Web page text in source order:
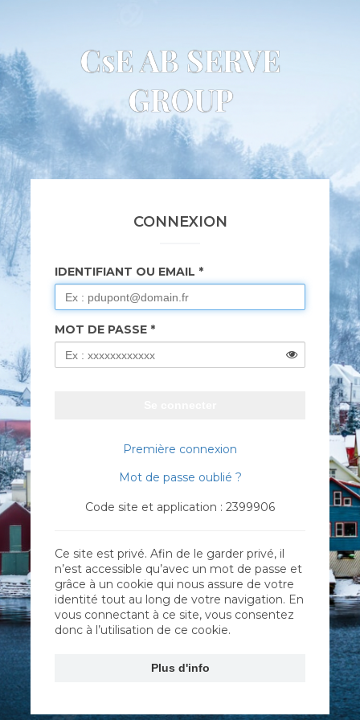
CsE AB SERVE
GROUP
CONNEXION
IDENTIFIANT OU EMAIL
MOT DE PASSE
Première connexion
Mot de passe oublié ?
Code site et application : 2399906
Ce site est privé. Afin de le garder privé, il
n’est accessible qu’avec un mot de passe et
grâce à un cookie qui nous assure de votre
identité tout au long de votre navigation. En
vous connectant à ce site, vous consentez
donc à l’utilisation de ce cookie.
Plus d'info